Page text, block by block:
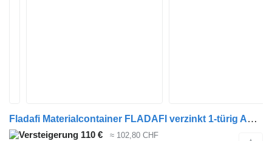
Fladafi Materialcontainer FLADAFI verzinkt 1-türig Außenmaß ca. 200x200x High Cube
110 € ≈ 102,80 CHF